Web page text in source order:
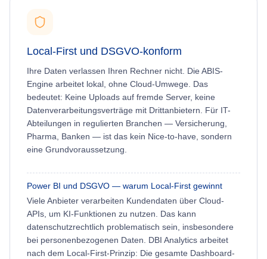
Local-First und DSGVO-konform
Ihre Daten verlassen Ihren Rechner nicht. Die ABIS-
Engine arbeitet lokal, ohne Cloud-Umwege. Das
bedeutet: Keine Uploads auf fremde Server, keine
Datenverarbeitungsverträge mit Drittanbietern. Für IT-
Abteilungen in regulierten Branchen — Versicherung,
Pharma, Banken — ist das kein Nice-to-have, sondern
eine Grundvoraussetzung.
Power BI und DSGVO — warum Local-First gewinnt
Viele Anbieter verarbeiten Kundendaten über Cloud-
APIs, um KI-Funktionen zu nutzen. Das kann
datenschutzrechtlich problematisch sein, insbesondere
bei personenbezogenen Daten. DBI Analytics arbeitet
nach dem Local-First-Prinzip: Die gesamte Dashboard-